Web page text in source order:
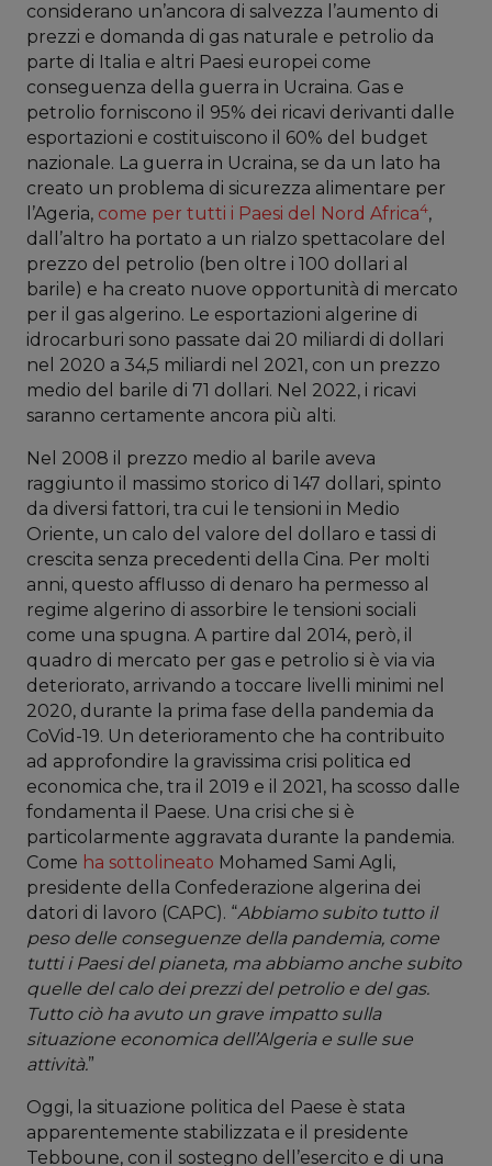
considerano un’ancora di salvezza l’aumento di
prezzi e domanda di gas naturale e petrolio da
parte di Italia e altri Paesi europei come
conseguenza della guerra in Ucraina. Gas e
petrolio forniscono il 95% dei ricavi derivanti dalle
esportazioni e costituiscono il 60% del budget
nazionale. La guerra in Ucraina, se da un lato ha
creato un problema di sicurezza alimentare per
l’Ageria, come per tutti i Paesi del Nord Africa4,
dall’altro ha portato a un rialzo spettacolare del
prezzo del petrolio (ben oltre i 100 dollari al
barile) e ha creato nuove opportunità di mercato
per il gas algerino. Le esportazioni algerine di
idrocarburi sono passate dai 20 miliardi di dollari
nel 2020 a 34,5 miliardi nel 2021, con un prezzo
medio del barile di 71 dollari. Nel 2022, i ricavi
saranno certamente ancora più alti.
Nel 2008 il prezzo medio al barile aveva
raggiunto il massimo storico di 147 dollari, spinto
da diversi fattori, tra cui le tensioni in Medio
Oriente, un calo del valore del dollaro e tassi di
crescita senza precedenti della Cina. Per molti
anni, questo afflusso di denaro ha permesso al
regime algerino di assorbire le tensioni sociali
come una spugna. A partire dal 2014, però, il
quadro di mercato per gas e petrolio si è via via
deteriorato, arrivando a toccare livelli minimi nel
2020, durante la prima fase della pandemia da
CoVid-19. Un deterioramento che ha contribuito
ad approfondire la gravissima crisi politica ed
economica che, tra il 2019 e il 2021, ha scosso dalle
fondamenta il Paese. Una crisi che si è
particolarmente aggravata durante la pandemia.
Come ha sottolineato Mohamed Sami Agli,
presidente della Confederazione algerina dei
datori di lavoro (CAPC). “Abbiamo subito tutto il
peso delle conseguenze della pandemia, come
tutti i Paesi del pianeta, ma abbiamo anche subito
quelle del calo dei prezzi del petrolio e del gas.
Tutto ciò ha avuto un grave impatto sulla
situazione economica dell’Algeria e sulle sue
attività.”
Oggi, la situazione politica del Paese è stata
apparentemente stabilizzata e il presidente
Tebboune, con il sostegno dell’esercito e di una